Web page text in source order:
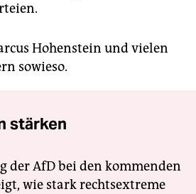
Hohenstein und vielen
sowieso.
stärken
der AfD bei den kommenden
wie stark rechtsextreme